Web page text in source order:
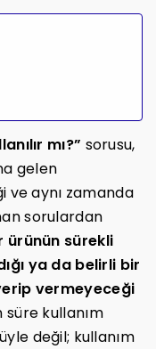
mı?” sorusu,
gelen
ve aynı zamanda
sorulardan
ürünün sürekli
ya da belirli bir
vermeyeceği
süre kullanım
değil; kullanım